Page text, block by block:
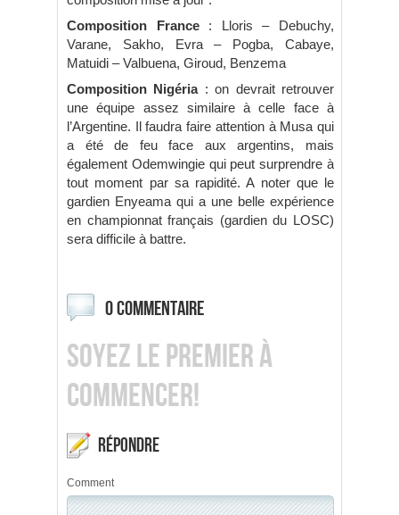
Composition France: Lloris – Debuchy,
Varane, Sakho, Evra – Pogba, Cabaye,
Matuidi – Valbuena, Giroud, Benzema
Composition Nigéria: on devrait retrouver
une équipe assez similaire à celle face à
l’Argentine. Il faudra faire attention à Musa qui
a été de feu face aux argentins, mais
également Odemwingie qui peut surprendre à
tout moment par sa rapidité. A noter que le
gardien Enyeama qui a une belle expérience
en championnat français (gardien du LOSC)
sera difficile à battre.
0 COMMENTAIRE
SOYEZ LE PREMIER À
COMMENCER!
RÉPONDRE
Comment